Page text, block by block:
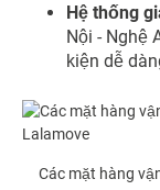
Hệ thống
Nội - Nghệ
kiện dễ
Các mặt hàng